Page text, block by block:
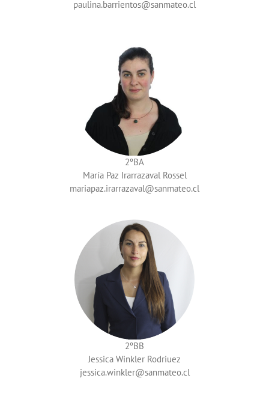
paulina.barrientos
2ºBA
María Paz Irarrazaval Rossel
mariapaz.irarrazaval
2ºBB
Jessica Winkler Rodriuez
jessica.winkler